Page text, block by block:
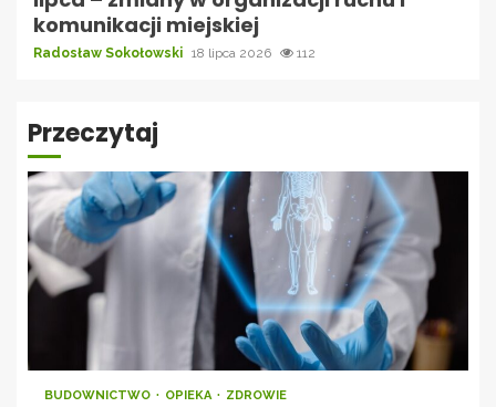
komunikacji miejskiej
Radosław Sokołowski 18 lipca 2026 112
Przeczytaj
BUDOWNICTWO OPIEKA ZDROWIE